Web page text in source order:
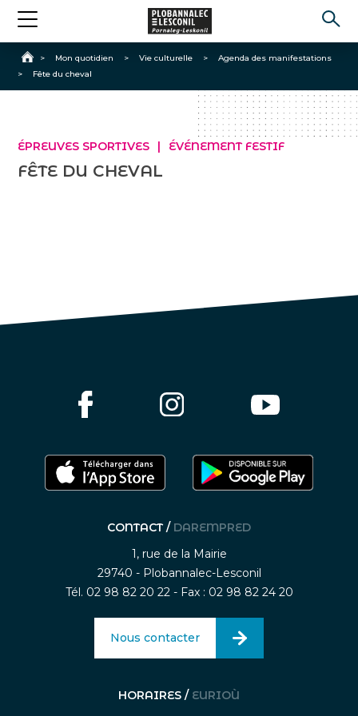
Accueil
> Mon quotidien > Vie culturelle >
Agenda des manifestations
>
Fête du cheval
ÉPREUVES SPORTIVES ÉVÉNEMENT FESTIF
FÊTE DU CHEVAL
CONTACT / DAREMPRED
1, rue de la Mairie
29740 - Plobannalec-Lesconil
Tél. 02 98 82 20 22 - Fax : 02 98 82 24 20
Nous contacter
HORAIRES / EURIOÙ